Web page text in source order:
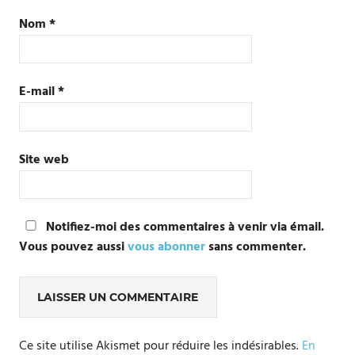
Nom*
E-mail*
Site web
Notifiez-moi des commentaires à venir via émail.
Vous pouvez aussivous abonnersans commenter.
Ce site utilise Akismet pour réduire les indésirables.En